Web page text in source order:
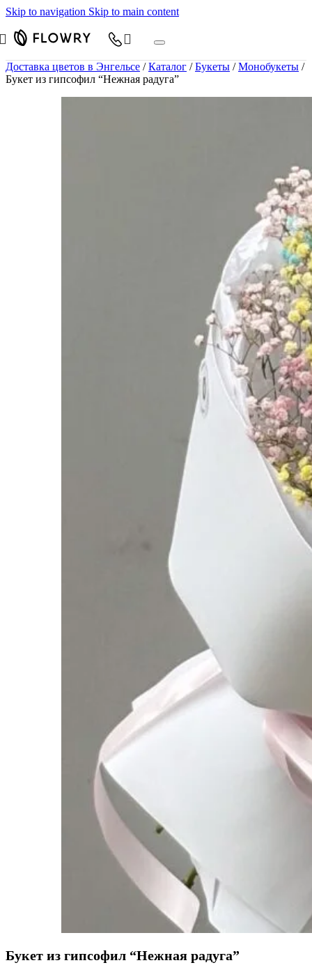
Skip to navigation Skip to main content
Доставка цветов в Энгельсе / Каталог / Букеты / Монобукеты /
Букет из гипсофил “Нежная радуга”
Букет из гипсофил “Нежная радуга”